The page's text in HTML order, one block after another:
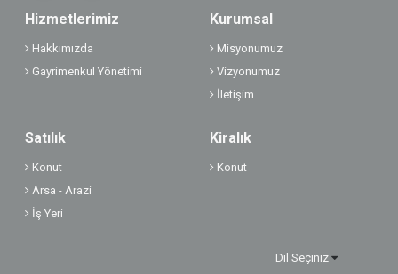
Hizmetlerimiz
Hakkımızda
Gayrimenkul Yönetimi
Kurumsal
Misyonumuz
Vizyonumuz
İletişim
Satılık
Konut
Arsa - Arazi
İş Yeri
Kiralık
Konut
Dil Seçiniz